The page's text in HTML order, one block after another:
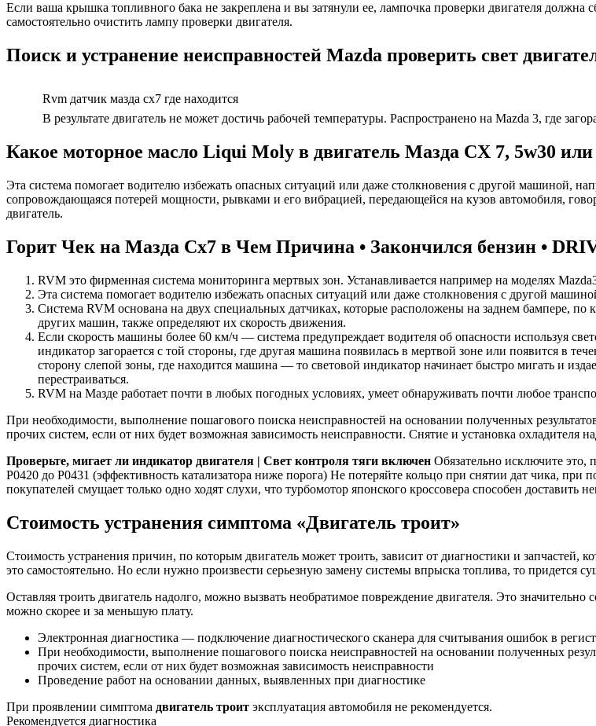
Если ваша крышка топливного бака не закреплена и вы затянули ее, лампочка проверки двигателя должна
самостоятельно очистить лампу проверки двигателя.
Поиск и устранение неисправностей Mazda проверить свет
Rvm датчик мазда сх7 где находится
В результате двигатель не может достичь рабочей температуры. Распространено на Mazda 3, где
Какое моторное масло Liqui Moly в двигатель Мазда CX 7, 5w30
Эта система помогает водителю избежать опасных ситуаций или даже столкновения с другой машиной,
сопровождающаяся потерей мощности, рывками и его вибрацией, передающейся на кузов автомобиля,
двигатель.
Горит Чек на Мазда Сх7 в Чем Причина • Закончился бензин •
RVM это фирменная система мониторинга мертвых зон. Устанавливается например на моделях
Эта система помогает водителю избежать опасных ситуаций или даже столкновения с другой
Система RVM основана на двух специальных датчиках, которые расположены на заднем бампере,
других машин, также определяют их скорость движения.
Если скорость машины более 60 км/ч — система предупреждает водителя об опасности используя
индикатор загорается с той стороны, где другая машина появилась в мертвой зоне или появится в
сторону слепой зоны, где находится машина — то световой индикатор начинает быстро мигать и
перестраиваться.
RVM на Мазде работает почти в любых погодных условиях, умеет обнаруживать почти любое
При необходимости, выполнение пошагового поиска неисправностей на основании полученных
прочих систем, если от них будет возможная зависимость неисправности. Снятие и установка охладителя
Проверьте, мигает ли индикатор двигателя | Свет контроля тяги включен Обязательно исключите это,
P0420 до P0431 (эффективность катализатора ниже порога) Не потеряйте кольцо при снятии дат чика,
покупателей смущает только одно ходят слухи, что турбомотор японского кроссовера способен доставить
Стоимость устранения симптома «Двигатель троит»
Стоимость устранения причин, по которым двигатель может троить, зависит от диагностики и запчастей,
это самостоятельно. Но если нужно произвести серьезную замену системы впрыска топлива, то придется
Оставляя троить двигатель надолго, можно вызвать необратимое повреждение двигателя. Это
можно скорее и за меньшую плату.
Электронная диагностика — подключение диагностического сканера для считывания ошибок в
При необходимости, выполнение пошагового поиска неисправностей на основании полученных
прочих систем, если от них будет возможная зависимость неисправности
Проведение работ на основании данных, выявленных при диагностике
При проявлении симптома двигатель троит эксплуатация автомобиля не рекомендуется.
Рекомендуется диагностика